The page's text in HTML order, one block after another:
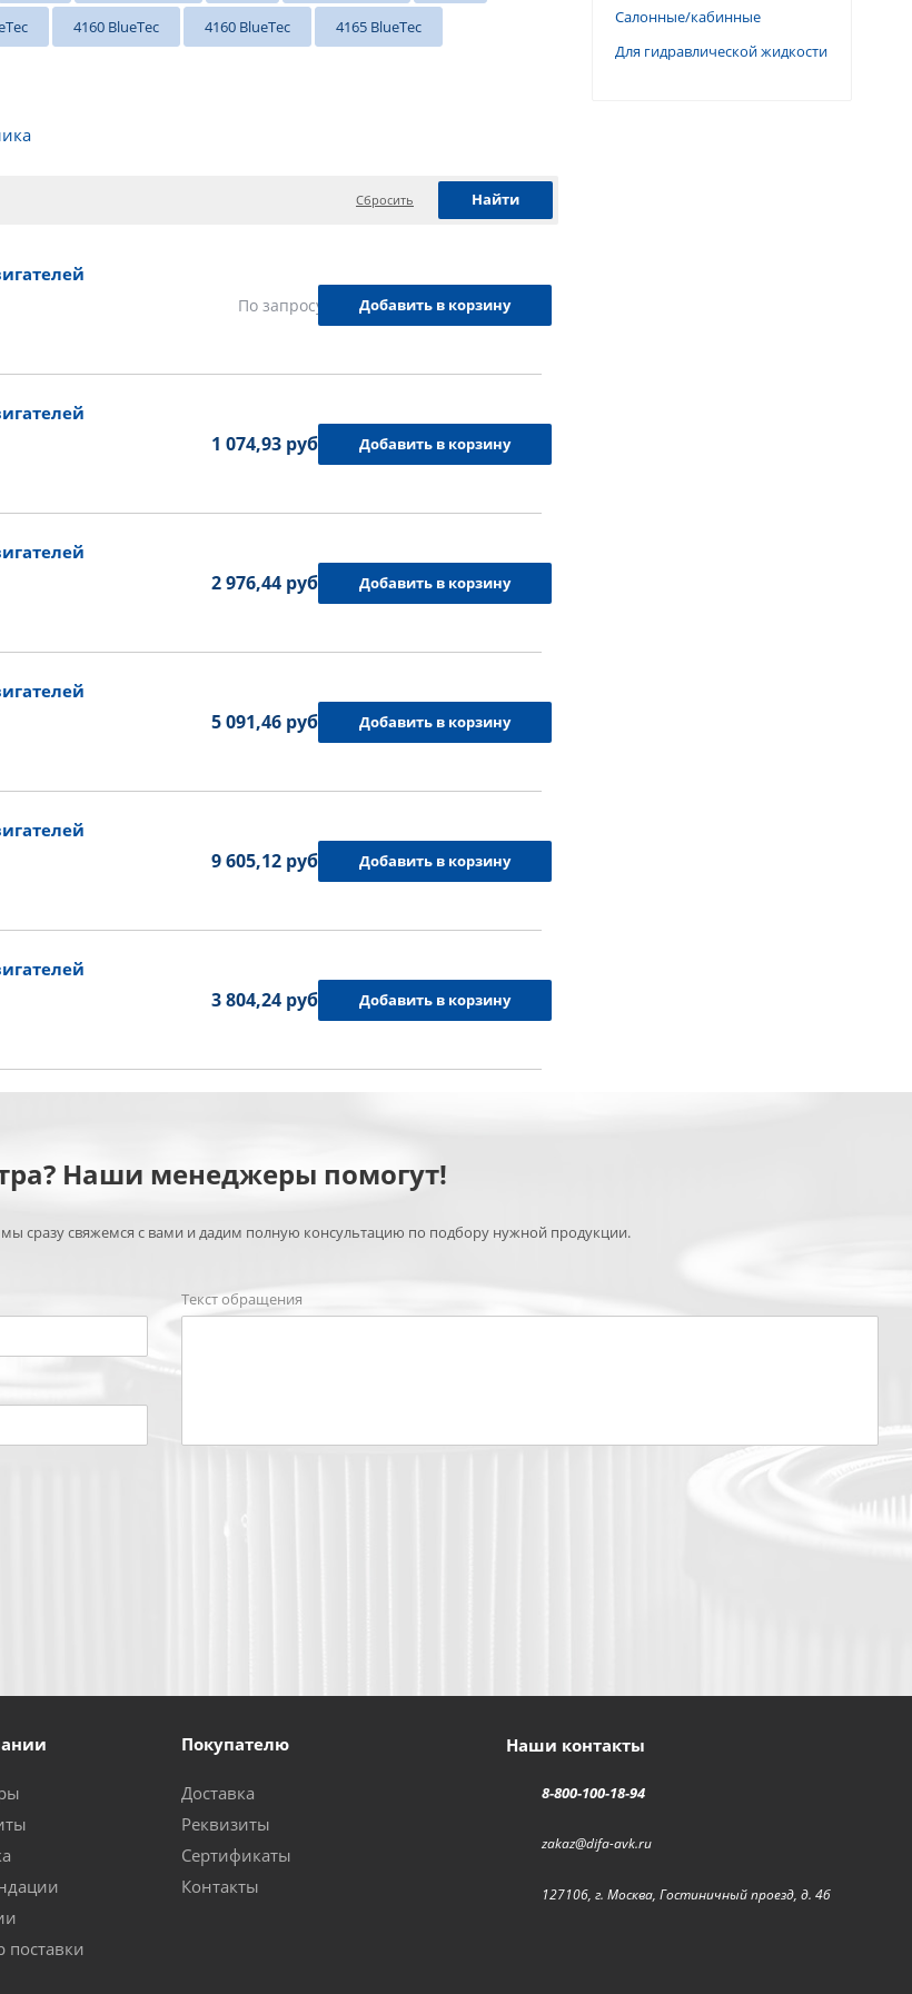
4160 BlueTec 4160 BlueTec 4165 BlueTec
Сбросить
По запросу Добавить в корзину
1 074,93 руб. Добавить в корзину
2 976,44 руб. Добавить в корзину
5 091,46 руб. Добавить в корзину
9 605,12 руб. Добавить в корзину
3 804,24 руб. Добавить в корзину
Салонные/кабинные
Для гидравлической жидкости
Наши менеджеры помогут!
сразу свяжемся с вами и дадим полную консультацию по подбору нужной продукции.
Текст обращения
поставки
Покупателю
Доставка
Реквизиты
Сертификаты
Контакты
Наши контакты
8-800-100-18-94
zakaz@difa-avk.ru
127106, г. Москва, Гостиничный проезд, д. 4б